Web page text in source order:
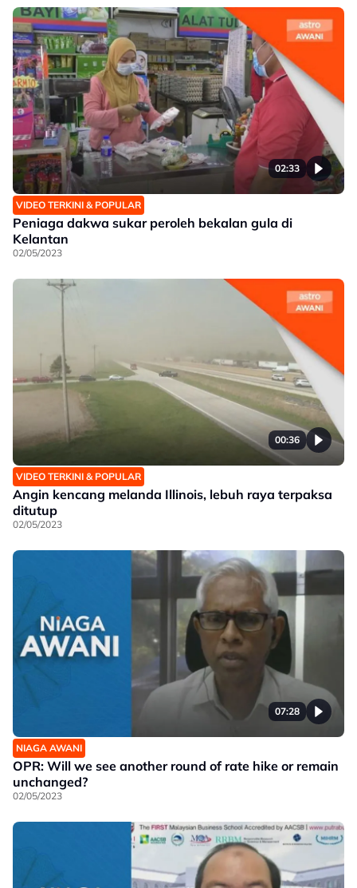
02:33
VIDEO TERKINI & POPULAR
Peniaga dakwa sukar peroleh bekalan gula di
Kelantan
02/05/2023
00:36
VIDEO TERKINI & POPULAR
Angin kencang melanda Illinois, lebuh raya terpaksa
ditutup
02/05/2023
07:28
NIAGA AWANI
OPR: Will we see another round of rate hike or remain
unchanged?
02/05/2023